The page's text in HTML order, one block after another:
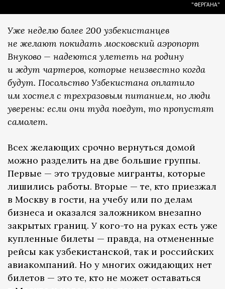
"ФЕРГАНА"
Уже неделю более 200 узбекистанцев
не желают покидать московский аэропорт
Внуково — надеются улететь на родину
и ждут чартеров, которые неизвестно когда
будут. Посольство Узбекистана оплатило
им хостел с трехразовым питанием, но люди
уверены: если они туда поедут, то пропустят
самолет.
Всех желающих срочно вернуться домой
можно разделить на две большие группы.
Первые — это трудовые мигранты, которые
лишились работы. Вторые — те, кто приезжал
в Москву в гости, на учебу или по делам
бизнеса и оказался заложником внезапно
закрытых границ. У кого-то на руках есть уже
купленные билеты — правда, на отмененные
рейсы как узбекистанской, так и российских
авиакомпаний. Но у многих ожидающих нет
билетов — это те, кто не может оставаться